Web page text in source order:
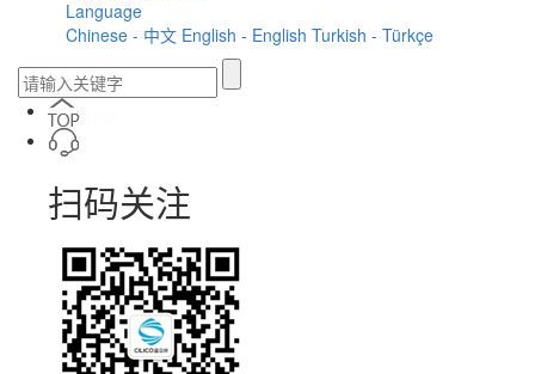
Language
Chinese - 中文 English - English Turkish - Türkçe
扫码关注